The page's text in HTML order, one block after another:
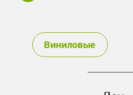
Виниловые